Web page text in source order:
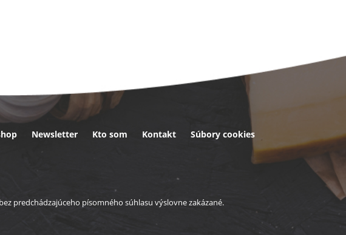
Newsletter Kto som Kontakt Súbory cookies
predchádzajúceho písomného súhlasu výslovne zakázané.